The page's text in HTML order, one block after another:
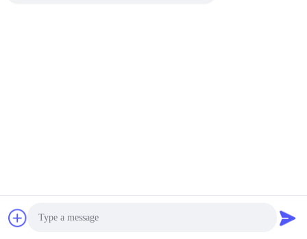
Packaging Material Co.,Ltd . Все права защищены.